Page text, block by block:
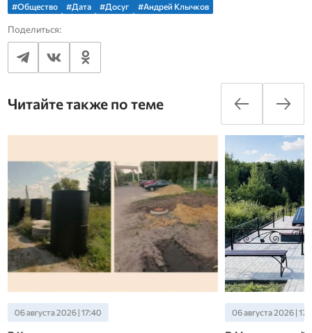
#Общество #Дата #Досуг #Андрей Клычков
Поделиться:
Читайте также по теме
06 августа 2026 | 17:40 06 августа 2026 |